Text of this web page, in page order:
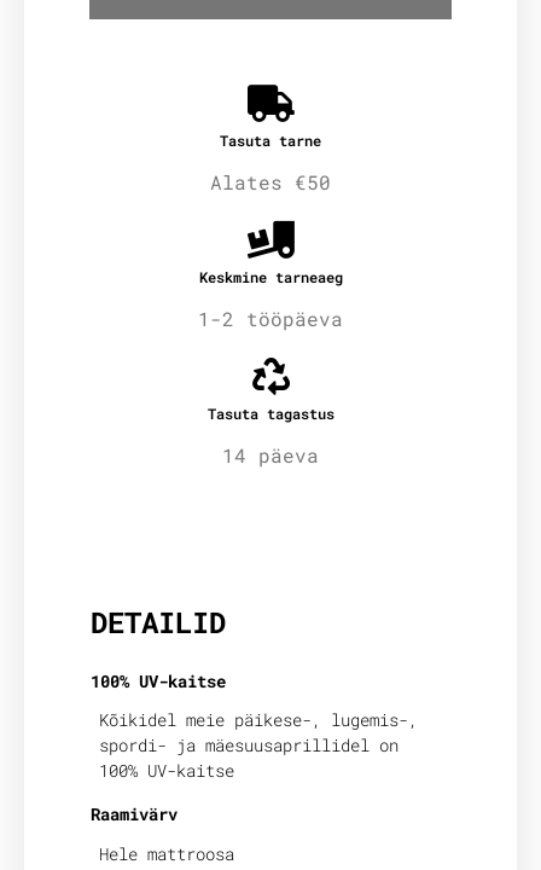
Tasuta tarne
Alates €50
Keskmine tarneaeg
1-2 tööpäeva
Tasuta tagastus
14 päeva
DETAILID
100% UV-kaitse
Kõikidel meie päikese-, lugemis-,
spordi- ja mäesuusaprillidel on
100% UV-kaitse
Raamivärv
Hele mattroosa